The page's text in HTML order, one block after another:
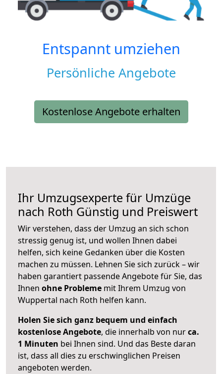
Entspannt umziehen
Persönliche Angebote
Kostenlose Angebote erhalten
Ihr Umzugsexperte für Umzüge
nach Roth Günstig und Preiswert
Wir verstehen, dass der Umzug an sich schon
stressig genug ist, und wollen Ihnen dabei
helfen, sich keine Gedanken über die Kosten
machen zu müssen. Lehnen Sie sich zurück – wir
haben garantiert passende Angebote für Sie, das
Ihnen ohne Probleme mit Ihrem Umzug von
Wuppertal nach Roth helfen kann.
Holen Sie sich ganz bequem und einfach
kostenlose Angebote, die innerhalb von nurca.
1 Minuten bei Ihnen sind. Und das Beste daran
ist, dass all dies zu erschwinglichen Preisen
angeboten werden.